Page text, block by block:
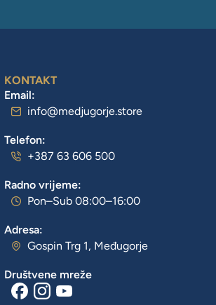
KONTAKT
Email:
info@medjugorje.store
Telefon:
+387 63 606 500
Radno vrijeme:
Pon–Sub 08:00–16:00
Adresa:
Gospin Trg 1, Međugorje
Društvene mreže